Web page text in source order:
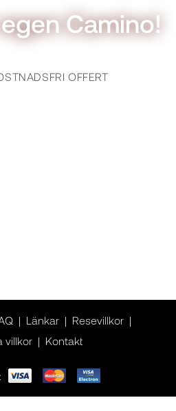
Camino!
OFFERT
Länkar
Resevillkor
villkor
Kontakt